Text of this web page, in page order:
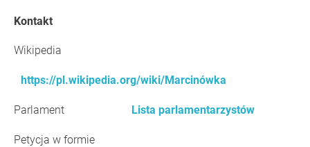
Kontakt
Wikipedia
https://pl.wikipedia.org/wiki/Marcinówka
Parlament Lista parlamentarzystów
Petycja w formie